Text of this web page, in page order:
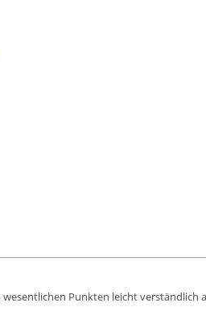
Punkten leicht verständlich